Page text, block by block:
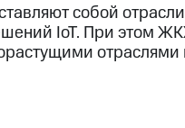
собой
IoT. При этом
отраслями